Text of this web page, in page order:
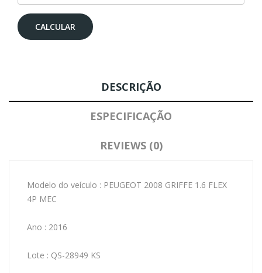
CALCULAR
DESCRIÇÃO
ESPECIFICAÇÃO
REVIEWS (0)
Modelo do veículo : PEUGEOT 2008 GRIFFE 1.6 FLEX
4P MEC
Ano : 2016
Lote : QS-28949 KS